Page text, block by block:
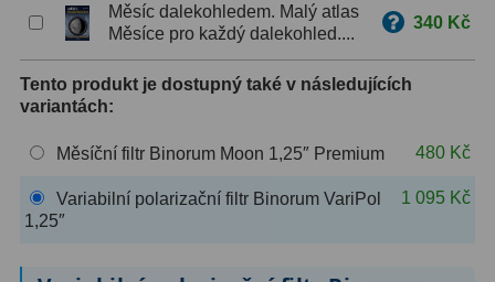
Doplňky
Filtry183
CLS a UHC
Měsíc dalekohledem. Malý atlas
Měsíce pro každý dalekohled....
340 Kč
Tento produkt je dostupný také v následujících
variantách:
Měsíční filtr Binorum Moon 1,25″ Premium 480 Kč
Variabilní polarizační filtr Binorum VariPol
1,25″
1 095 Kč